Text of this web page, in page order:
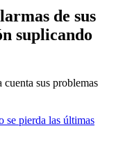
de sus
suplicando
sus problemas
se pierda las últimas